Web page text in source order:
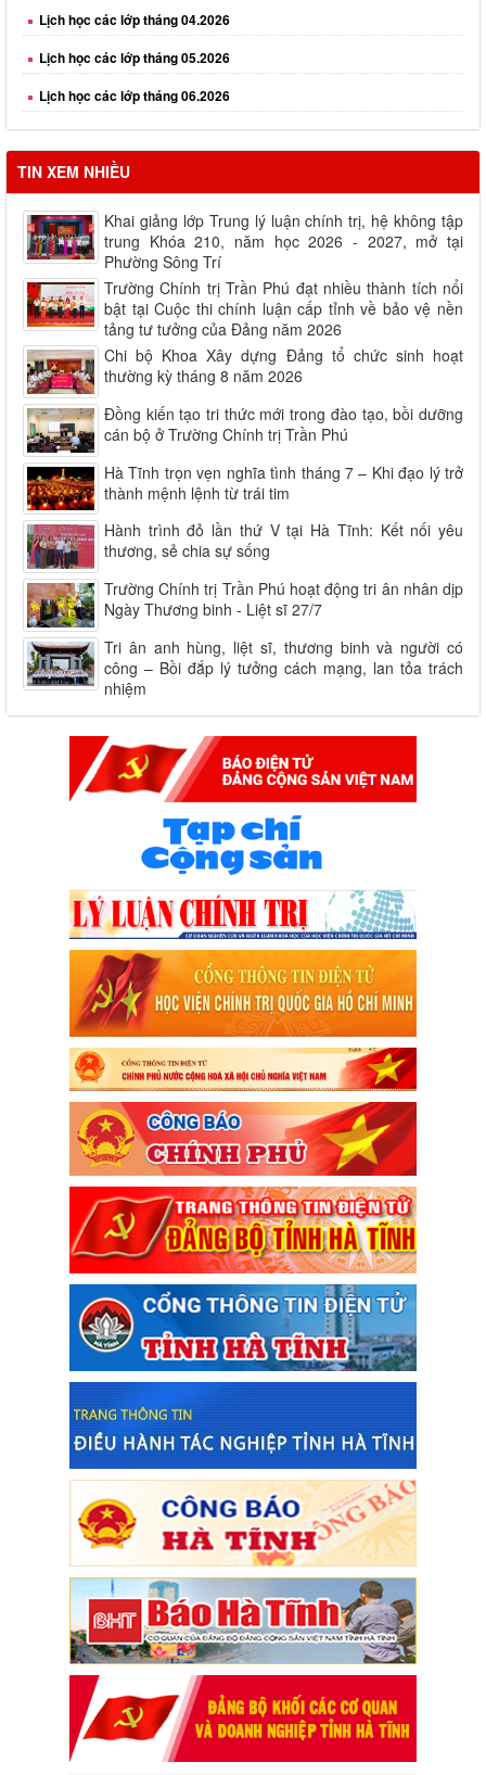
Lịch học các lớp tháng 05.2026
Lịch học các lớp tháng 06.2026
Lịch học các lớp tháng 08.2026
TIN XEM NHIỀU
Khai giảng lớp Trung lý luận chính trị, hệ không tập
trung Khóa 210, năm học 2026 - 2027, mở tại
Phường Sông Trí
Trường Chính trị Trần Phú đạt nhiều thành tích nổi
bật tại Cuộc thi chính luận cấp tỉnh về bảo vệ nền
tảng tư tưởng của Đảng năm 2026
Chi bộ Khoa Xây dựng Đảng tổ chức sinh hoạt
thường kỳ tháng 8 năm 2026
Đồng kiến tạo tri thức mới trong đào tạo, bồi dưỡng
cán bộ ở Trường Chính trị Trần Phú
Hà Tĩnh trọn vẹn nghĩa tình tháng 7 – Khi đạo lý trở
thành mệnh lệnh từ trái tim
Hành trình đỏ lần thứ V tại Hà Tĩnh: Kết nối yêu
thương, sẻ chia sự sống
Trường Chính trị Trần Phú hoạt động tri ân nhân dịp
Ngày Thương binh - Liệt sĩ 27/7
Tri ân anh hùng, liệt sĩ, thương binh và người có
công – Bồi đắp lý tưởng cách mạng, lan tỏa trách
nhiệm